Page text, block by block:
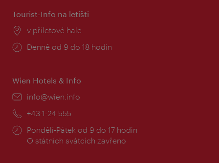
Tourist-Info na letišti
Místo:
v příletové hale
Provozní
Denně od 9 do 18 hodin
Wien Hotels & Info
E-
info@wien.info
Telefon:
+43-1-24 555
Provozní
doba:
Pondělí-Pátek od 9 do 17 hodin
O státních svátcích zavřeno